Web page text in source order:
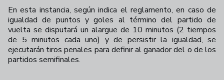
En esta instancia, según indica el reglamento, en caso de
igualdad de puntos y goles al término del partido de
vuelta se disputará un alargue de 10 minutos (2 tiempos
de 5 minutos cada uno) y de persistir la igualdad, se
ejecutarán tiros penales para definir al ganador del o de los
partidos semifinales.